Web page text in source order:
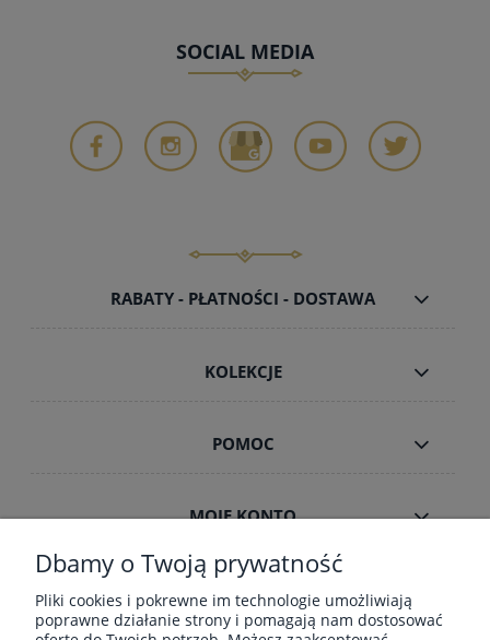
SOCIAL MEDIA
RABATY - PŁATNOŚCI - DOSTAWA
KOLEKCJE
POMOC
MOJE KONTO
INFORMACJE
Dbamy o Twoją prywatność
Pliki cookies i pokrewne im technologie umożliwiają
poprawne działanie strony i pomagają nam dostosować